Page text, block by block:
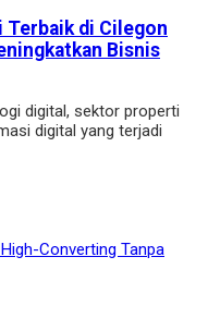
di Cilegon
Bisnis
digital, sektor properti
digital yang terjadi